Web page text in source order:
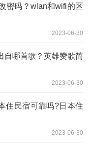
密码？wlan和wifi的区
2023-06-30
自哪首歌？英雄赞歌简
2023-06-30
住民宿可靠吗?日本住
2023-06-30